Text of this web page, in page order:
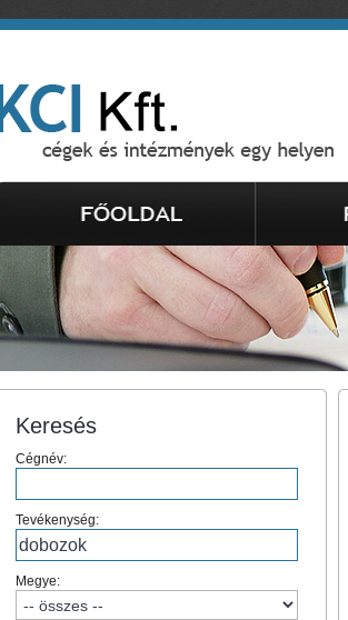
Keresés
Cégnév:
Tevékenység:
Megye: